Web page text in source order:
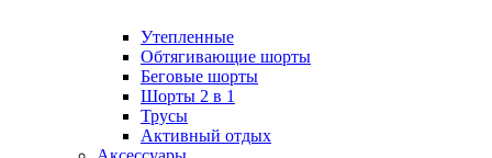
Утепленные
Обтягивающие шорты
Беговые шорты
Шорты 2 в 1
Трусы
Активный отдых